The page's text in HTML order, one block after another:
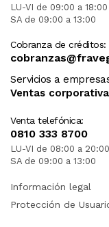
LU-VI de 09:00 a 18:00
SA de 09:00 a 13:00
Cobranza de créditos:
Servicios a
Ventas
Venta telefónica:
0810 333 8700
LU-VI de 08:00 a 20:00
SA de 09:00 a 13:00
Información legal
Protección de